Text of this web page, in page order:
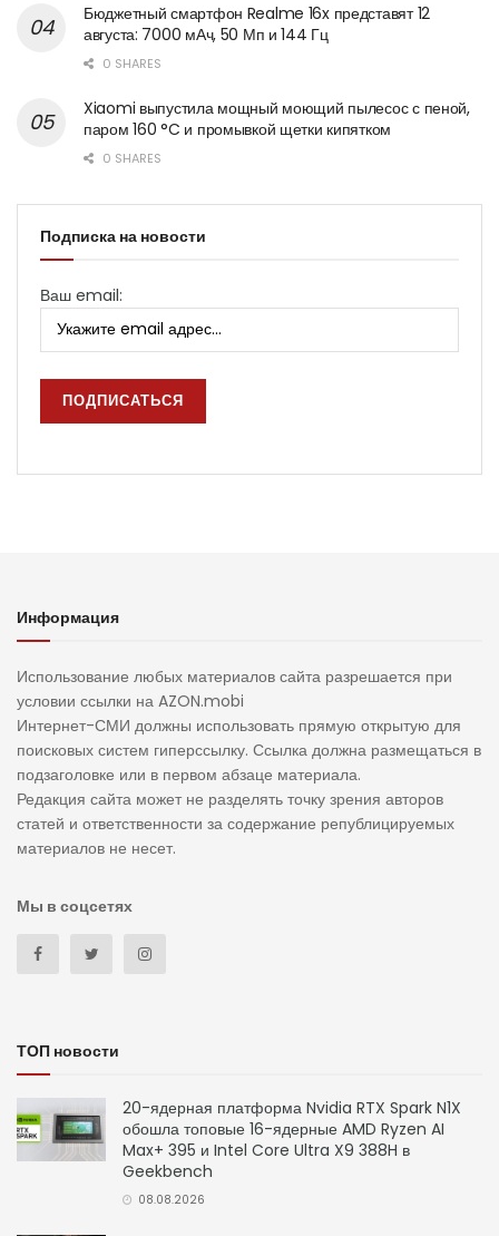
Бюджетный смартфон Realme 16x представят 12
августа: 7000 мАч, 50 Мп и 144 Гц
0 SHARES
Xiaomi выпустила мощный моющий пылесос с пеной,
паром 160 °C и промывкой щетки кипятком
0 SHARES
Подписка на новости
Ваш email:
Информация
Использование любых материалов сайта разрешается при
условии ссылки на AZON.mobi
Интернет-СМИ должны использовать прямую открытую для
поисковых систем гиперссылку. Ссылка должна размещаться в
подзаголовке или в первом абзаце материала.
Редакция сайта может не разделять точку зрения авторов
статей и ответственности за содержание републицируемых
материалов не несет.
Мы в соцсетях
ТОП новости
20-ядерная платформа Nvidia RTX Spark N1X
обошла топовые 16-ядерные AMD Ryzen AI
Max+ 395 и Intel Core Ultra X9 388H в
Geekbench
08.08.2026